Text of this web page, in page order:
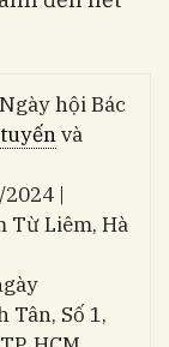
hội Bác
và
|
Từ Liêm, Hà
Tân, Số 1,